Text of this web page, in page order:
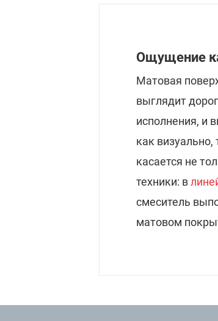
Ощущение
Матовая
выглядит
исполнения, и
как визуально,
касается не
техники: в
смеситель
матовом